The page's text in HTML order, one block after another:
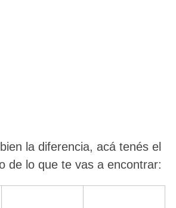
la diferencia, acá tenés el
de lo que te vas a encontrar: